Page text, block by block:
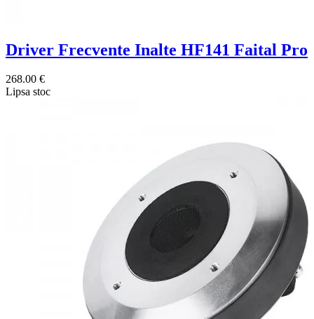
Driver Frecvente Inalte HF141 Faital Pro
268.00 €
Lipsa stoc